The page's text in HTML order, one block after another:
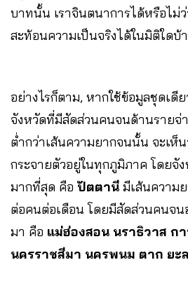
บาทนั้น เราจินตนาการได้หรือไม่
สะท้อนความเป็นจริงได้ในมิติใดบ้
อย่างไรก็ตาม, หากใช้ข้อมูลชุดเดี
จังหวัดที่มีสัดส่วนคนจนด้านรายจ่
ต่ำกว่าเส้นความยากจนนั้น จะเห็
กระจายตัวอยู่ในทุกภูมิภาค โดยจั
มากที่สุด คือปัตตานี มีเส้นความ
ต่อคนต่อเดือน โดยมีสัดส่วนคนจน
มา คือ แม่ฮ่องสอน นราธิวาส ก
นครราชสีมา นครพนม ตาก ยะ